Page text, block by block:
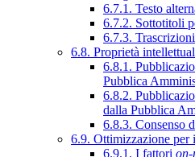
6.7.1. Testo
6.7.2. Sottotitoli
6.7.3.
6.8. Proprietà
6.8.1.
Pubblica
6.8.2.
dalla Pubblica
6.8.3. Consenso
6.9. Ottimizzazione
6.9.1. I fattori on-